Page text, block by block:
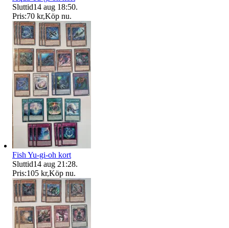
Sluttid14 aug 18:50.
Pris:70 kr,Köp nu.
Fish Yu-gi-oh kort
Sluttid14 aug 21:28.
Pris:105 kr,Köp nu.